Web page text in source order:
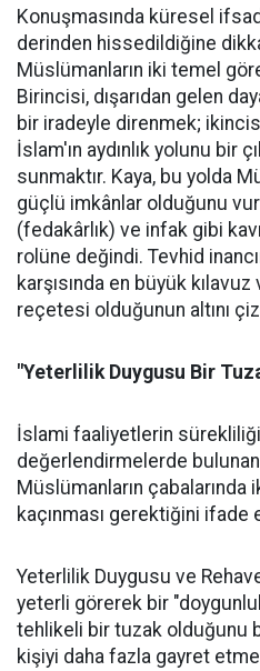
Konuşmasında küresel
derinden hissedildiğine
Müslümanların iki temel
Birincisi, dışarıdan gelen
bir iradeyle direnmek;
İslam'ın aydınlık yolunu bir
sunmaktır. Kaya, bu yolda
güçlü imkânlar olduğunu
(fedakârlık) ve infak gibi
rolüne değindi. Tevhid
karşısında en büyük
reçetesi olduğunun altını
"Yeterlilik Duygusu Bir
İslami faaliyetlerin
değerlendirmelerde bulunan
Müslümanların çabalarında
kaçınması gerektiğini ifade
Yeterlilik Duygusu ve
yeterli görerek bir
tehlikeli bir tuzak olduğunu
kişiyi daha fazla gayret